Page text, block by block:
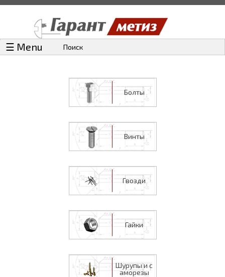
☰ Menu Поиск
Болты
Винты
Гвозди
Гайки
Шурупы и с
аморезы